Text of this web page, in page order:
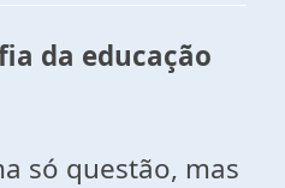
da educação
só questão, mas